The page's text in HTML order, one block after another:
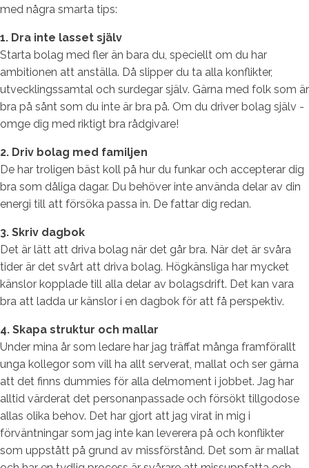
med några smarta tips:
1. Dra inte lasset själv
Starta bolag med fler än bara du, speciellt om du har
ambitionen att anställa. Då slipper du ta alla konflikter,
utvecklingssamtal och surdegar själv. Gärna med folk som är
bra på sånt som du inte är bra på. Om du driver bolag själv -
omge dig med riktigt bra rådgivare!
2. Driv bolag med familjen
De har troligen bäst koll på hur du funkar och accepterar dig
bra som dåliga dagar. Du behöver inte använda delar av din
energi till att försöka passa in. De fattar dig redan.
3. Skriv dagbok
Det är lätt att driva bolag när det går bra. När det är svåra
tider är det svårt att driva bolag. Högkänsliga har mycket
känslor kopplade till alla delar av bolagsdrift. Det kan vara
bra att ladda ur känslor i en dagbok för att få perspektiv.
4. Skapa struktur och mallar
Under mina år som ledare har jag träffat många framförallt
unga kollegor som vill ha allt serverat, mallat och ser gärna
att det finns dummies för alla delmoment i jobbet. Jag har
alltid värderat det personanpassade och försökt tillgodose
allas olika behov. Det har gjort att jag virat in mig i
förväntningar som jag inte kan leverera på och konflikter
som uppstått på grund av missförstånd. Det som är mallat